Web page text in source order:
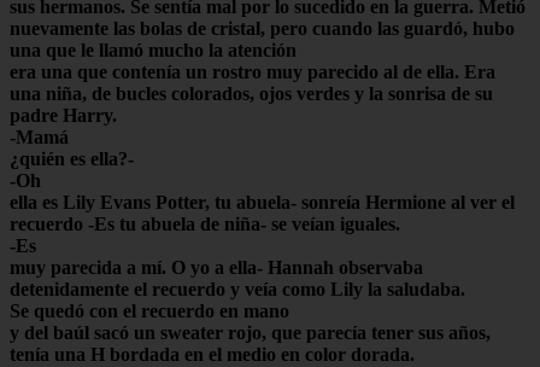
sus hermanos. Se sentía mal por lo sucedido en la guerra. Metió
nuevamente las bolas de cristal, pero cuando las guardó, hubo
una que le llamó mucho la atención
era una que contenía un rostro muy parecido al de ella. Era
una niña, de bucles colorados, ojos verdes y la sonrisa de su
padre Harry.
-Mamá
¿quién es ella?-
-Oh
ella es Lily Evans Potter, tu abuela- sonreía Hermione al ver el
recuerdo -Es tu abuela de niña- se veían iguales.
-Es
muy parecida a mí. O yo a ella- Hannah observaba
detenidamente el recuerdo y veía como Lily la saludaba.
Se quedó con el recuerdo en mano
y del baúl sacó un sweater rojo, que parecía tener sus años,
tenía una H bordada en el medio en color dorada.